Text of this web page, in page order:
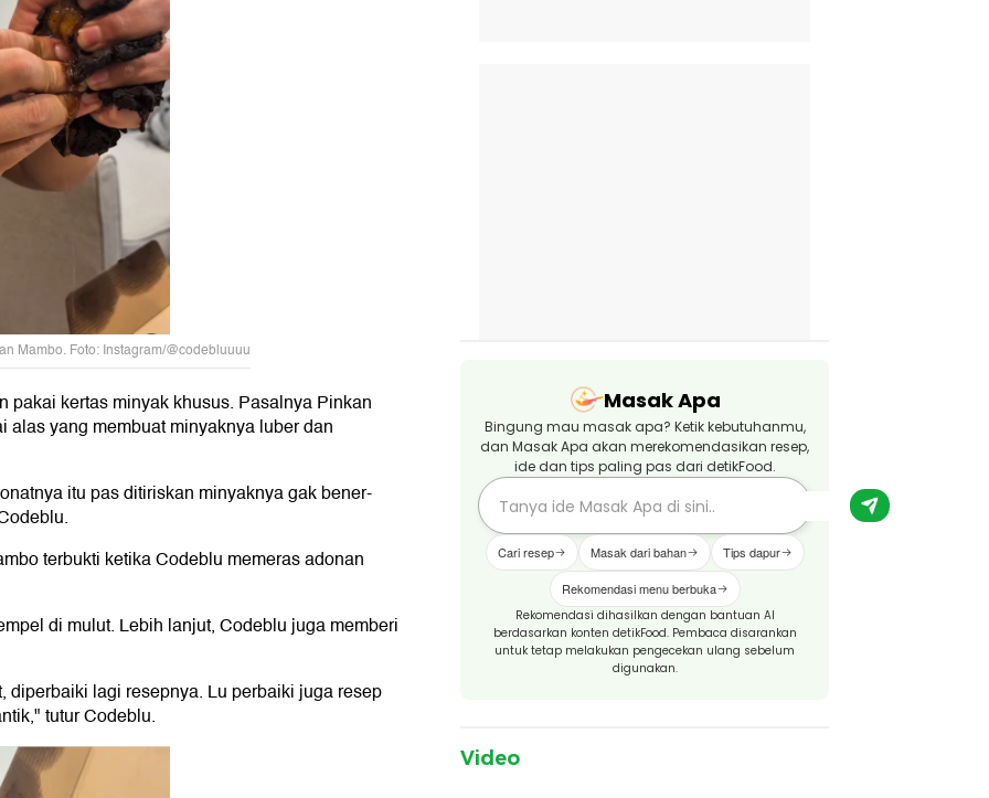
Mambo. Foto: Instagram/@codebluuuu
kertas minyak khusus. Pasalnya Pinkan
yang membuat minyaknya luber dan
itu pas ditiriskan minyaknya gak bener-
terbukti ketika Codeblu memeras adonan
di mulut. Lebih lanjut, Codeblu juga memberi
lagi resepnya. Lu perbaiki juga resep
tutur Codeblu.
Masak Apa
Bingung mau masak apa? Ketik kebutuhanmu,
dan Masak Apa akan merekomendasikan resep,
ide dan tips paling pas dari detikFood.
Cari resep Masak dari bahan Tips dapur
Rekomendasi menu berbuka
Rekomendasi dihasilkan dengan bantuan AI
berdasarkan konten detikFood. Pembaca disarankan
untuk tetap melakukan pengecekan ulang sebelum
digunakan.
Video